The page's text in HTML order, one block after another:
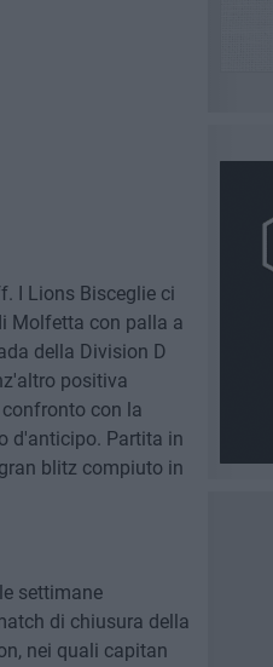
I Lions Bisceglie ci
Molfetta con palla a
della Division D
positiva
con la
d'anticipo. Partita in
blitz compiuto in
settimane
di chiusura della
nei quali capitan